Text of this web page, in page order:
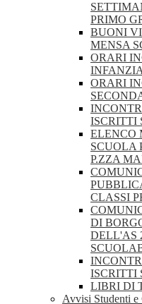
PRIMO
BUONI
MENSA
ORARI
ORARI
ISCRITTI
ELENCO
SCUOLA
P.ZZA
CLASSI
DI
DELL'AS
ISCRITTI
LIBRI DI
Avvisi Studenti